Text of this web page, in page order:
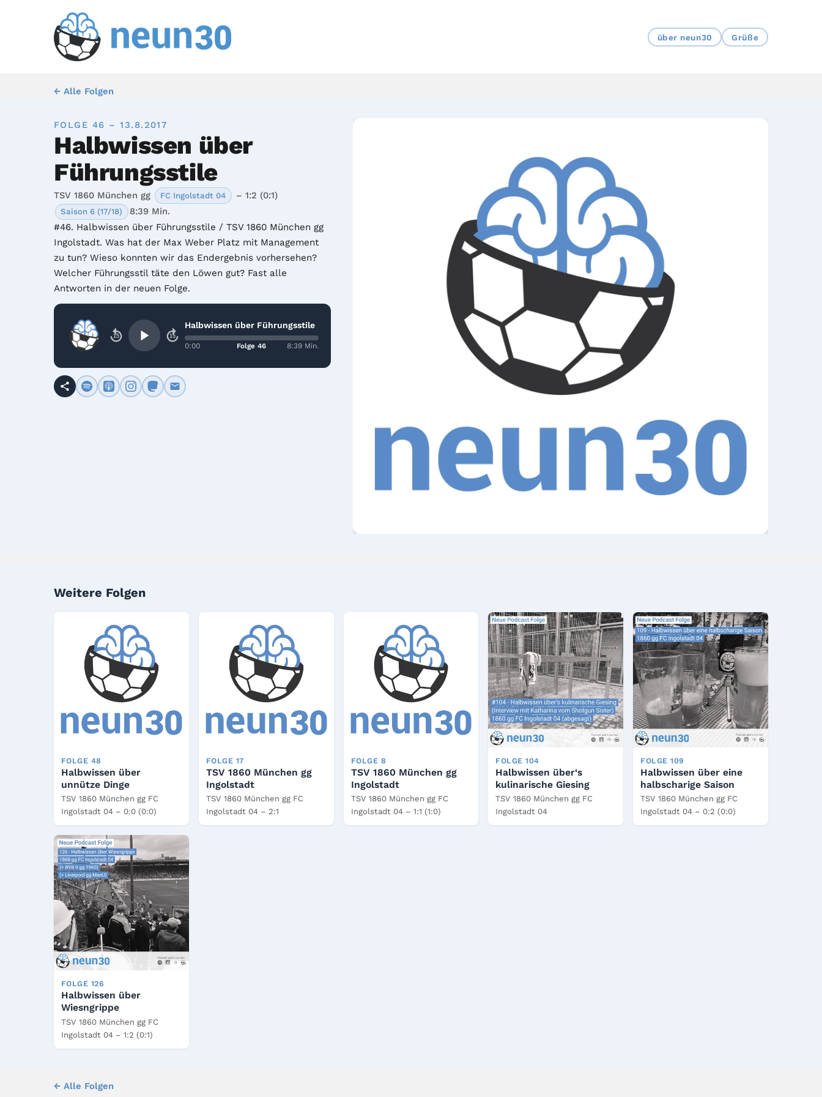
über neun30 Grüße
← Alle Folgen
FOLGE 46 – 13.8.2017
Halbwissen über
Führungsstile
TSV 1860 München gg FC Ingolstadt 04 – 1:2 (0:1)
Saison 6 (17/18)
8:39 Min.
#46. Halbwissen über Führungsstile / TSV 1860 München gg
Ingolstadt. Was hat der Max Weber Platz mit Management
zu tun? Wieso konnten wir das Endergebnis vorhersehen?
Welcher Führungsstil täte den Löwen gut? Fast alle
Antworten in der neuen Folge.
15 15
Halbwissen über Führungsstile
0:00 Folge 46 8:39 Min.
Weitere Folgen
FOLGE 48
Halbwissen über
unnütze Dinge
TSV 1860 München gg FC
Ingolstadt 04 – 0:0 (0:0)
FOLGE 17
TSV 1860 München gg
Ingolstadt
TSV 1860 München gg FC
Ingolstadt 04 – 2:1
FOLGE 8
TSV 1860 München gg
Ingolstadt
TSV 1860 München gg FC
Ingolstadt 04 – 1:1 (1:0)
FOLGE 104
Halbwissen über‘s
kulinarische Giesing
TSV 1860 München gg FC
Ingolstadt 04
FOLGE 109
Halbwissen über eine
halbscharige Saison
TSV 1860 München gg FC
Ingolstadt 04 – 0:2 (0:0)
FOLGE 126
Halbwissen über
Wiesngrippe
TSV 1860 München gg FC
Ingolstadt 04 – 1:2 (0:1)
← Alle Folgen